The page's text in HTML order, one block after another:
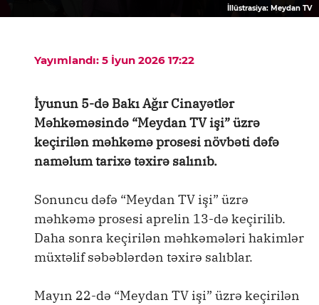
İllüstrasiya: Meydan TV
Yayımlandı: 5 İyun 2026 17:22
İyunun 5-də Bakı Ağır Cinayətlər
Məhkəməsində “Meydan TV işi” üzrə
keçirilən məhkəmə prosesi növbəti dəfə
naməlum tarixə təxirə salınıb.
Sonuncu dəfə “Meydan TV işi” üzrə
məhkəmə prosesi aprelin 13-də keçirilib.
Daha sonra keçirilən məhkəmələri hakimlər
müxtəlif səbəblərdən təxirə salıblar.
Mayın 22-də “Meydan TV işi” üzrə keçirilən